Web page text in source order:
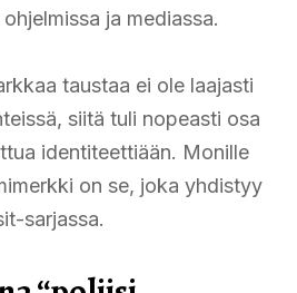
ja mediassa.
taustaa ei ole laajasti
siitä tuli nopeasti osa
identiteettiään. Monille
on se, joka yhdistyy
sarjassa.